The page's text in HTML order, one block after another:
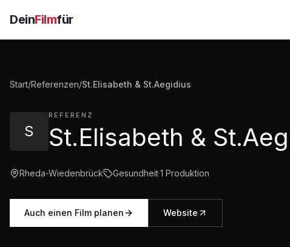
DeinFilmfür
Start/Referenzen/St.Elisabeth & St.Aegidius
S
REFERENZ
Rheda-Wiedenbrück Gesundheit·1 Produktion
Auch einen Film planen Website